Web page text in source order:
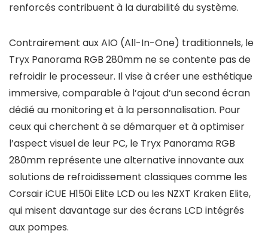
renforcés contribuent à la durabilité du système.
Contrairement aux AIO (All-In-One) traditionnels, le
Tryx Panorama RGB 280mm ne se contente pas de
refroidir le processeur. Il vise à créer une esthétique
immersive, comparable à l’ajout d’un second écran
dédié au monitoring et à la personnalisation. Pour
ceux qui cherchent à se démarquer et à optimiser
l’aspect visuel de leur PC, le Tryx Panorama RGB
280mm représente une alternative innovante aux
solutions de refroidissement classiques comme les
Corsair iCUE H150i Elite LCD ou les NZXT Kraken Elite,
qui misent davantage sur des écrans LCD intégrés
aux pompes.